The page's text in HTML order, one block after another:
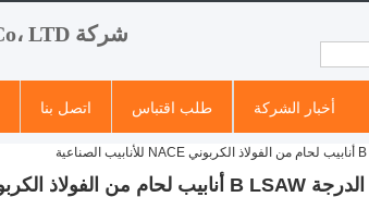
شركة Yuhong Holding Group Co، LTD
اتصل بنا طلب اقتباس أخبار الشركة